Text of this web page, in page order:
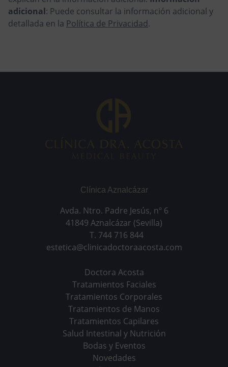
adicional: Puede consultar la información adicional y
detallada en la Política de Privacidad.
Clínica Aznalcázar
Avda. Ntro. Padre Jesús, nº 6
41849 Aznalcázar (Sevilla)
T. 744 716 844
estetica@clinicadoctoraacosta.com
Doctora Acosta
Tratamientos Faciales
Tratamientos Corporales
Tratamientos de Manos
Tratamientos Capilares
Salud Intestinal y Nutrición
Bodas y Eventos
Novedades